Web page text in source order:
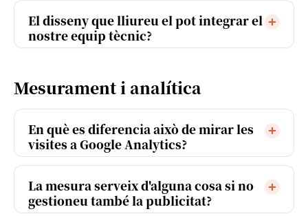
El disseny que lliureu el pot integrar el
nostre equip tècnic?
Mesurament i analítica
En què es diferencia això de mirar les
visites a Google Analytics?
La mesura serveix d'alguna cosa si no
gestioneu també la publicitat?